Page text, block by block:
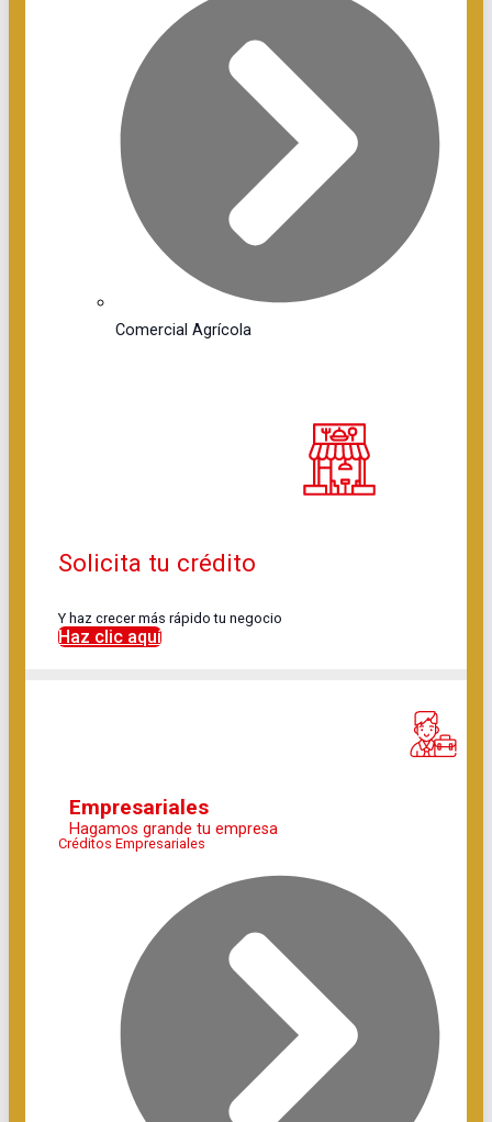
Comercial Agrícola
Solicita tu crédito
Y haz crecer más rápido tu negocio
Haz clic aquí
Empresariales
Hagamos grande tu empresa
Créditos Empresariales